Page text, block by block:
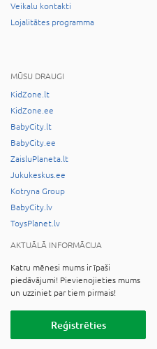
Veikalu kontakti
Lojalitātes programma
MŪSU DRAUGI
KidZone.lt
KidZone.ee
BabyCity.lt
BabyCity.ee
ZaisluPlaneta.lt
Jukukeskus.ee
Kotryna Group
BabyCity.lv
ToysPlanet.lv
AKTUĀLĀ INFORMĀCIJA
Katru mēnesi mums ir īpaši
piedāvājumi! Pievienojieties mums
un uzziniet par tiem pirmais!
Reģistrēties